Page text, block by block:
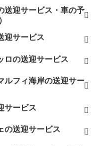
送迎サービス・車の予
迎サービス
ロの送迎サービス
ルフィ海岸の送迎サー
サービス
の送迎サービス